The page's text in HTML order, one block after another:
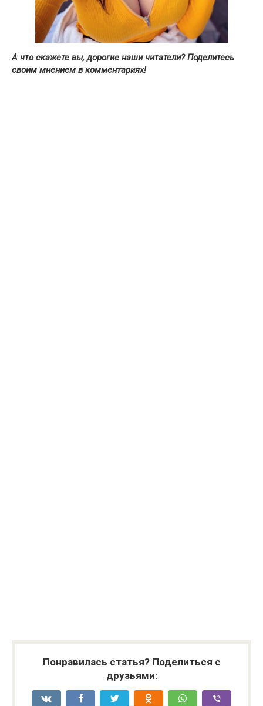
А что скажете вы, дорогие наши читатели? Поделитесь
своим мнением в комментариях!
Понравилась статья? Поделиться с
друзьями: